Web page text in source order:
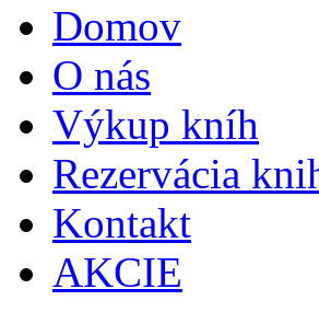
Hlavné menu
Domov
O nás
Výkup kníh
Rezervácia
Kontakt
AKCIE